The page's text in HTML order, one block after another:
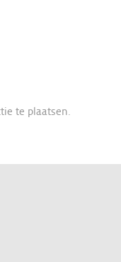
te plaatsen.